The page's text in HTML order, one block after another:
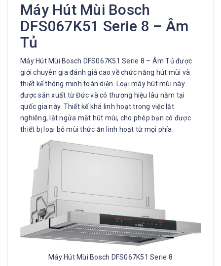
Máy Hút Mùi Bosch
DFS067K51 Serie 8 – Âm
Tủ
Máy Hút Mùi Bosch DFS067K51 Serie 8 – Âm Tủ được
giới chuyên gia đánh giá cao về chức năng hút mùi và
thiết kế thông minh toàn diện. Loại máy hút mùi này
được sản xuất từ Đức và có thương hiệu lâu năm tại
quốc gia này. Thiết kế khá linh hoạt trong việc lật
nghiêng, lật ngửa mặt hút mùi, cho phép bạn có được
thiết bị loại bỏ mùi thức ăn linh hoạt từ mọi phía.
Máy Hút Mùi Bosch DFS067K51 Serie 8